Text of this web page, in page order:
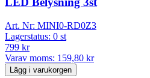
Art. Nr: MINI0-RD0Z3
Lagerstatus: 0 st
799 kr
Varav moms: 159,80 kr
Lägg i varukorgen